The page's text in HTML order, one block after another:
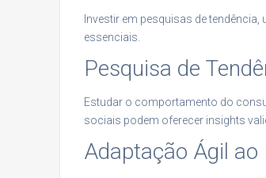
Investir em pesquisas de
essenciais.
Pesquisa de
Estudar o comportamento do
sociais podem oferecer insights
Adaptação Ágil ao